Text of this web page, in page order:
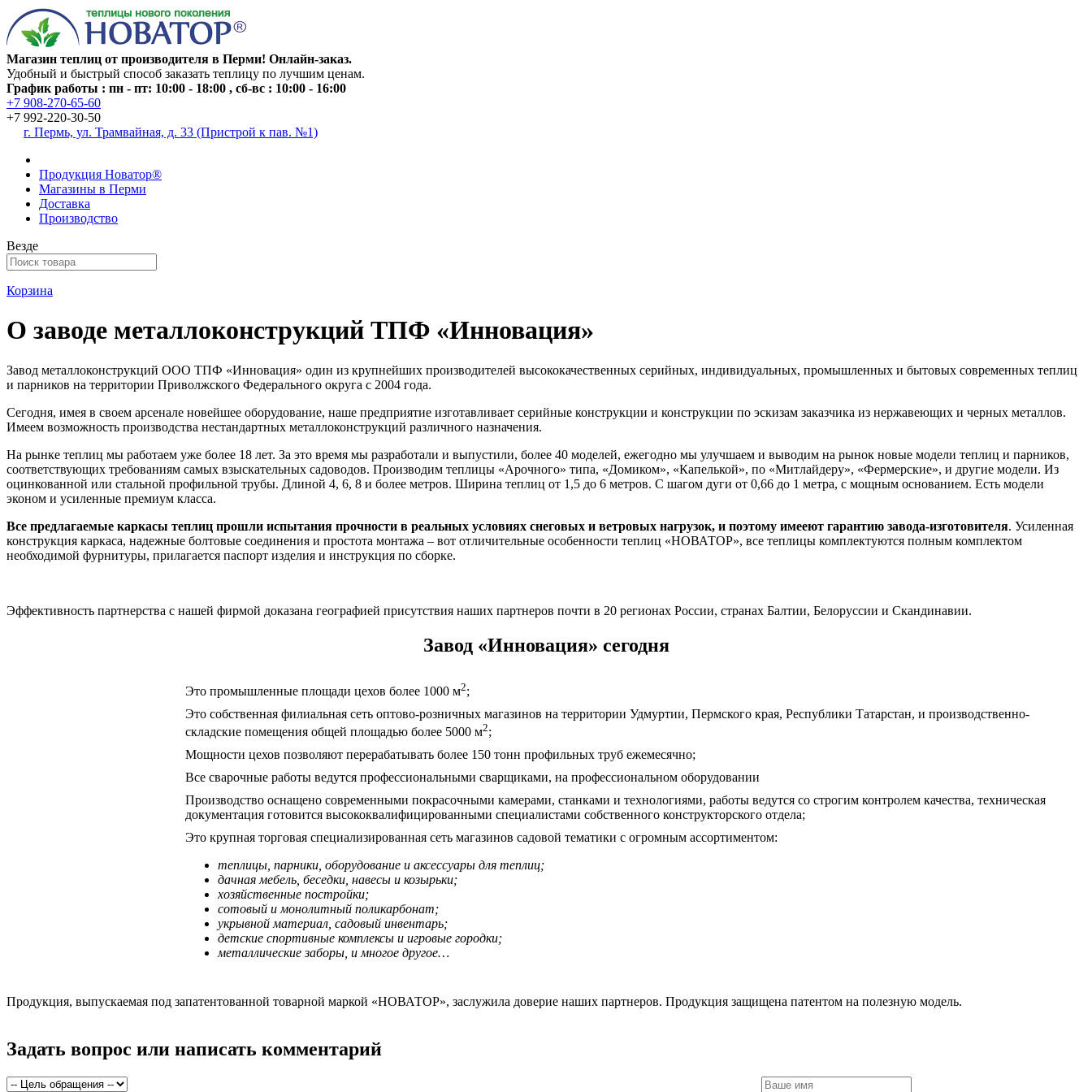
Магазин теплиц от производителя в Перми! Онлайн-заказ.
Удобный и быстрый способ заказать теплицу по лучшим ценам.
График работы : пн - пт: 10:00 - 18:00 , сб-вс : 10:00 - 16:00
+7 908-270-65-60
+7 992-220-30-50
г. Пермь, ул. Трамвайная, д. 33 (Пристрой к пав. №1)
Продукция Новатор®
Магазины в Перми
Доставка
Производство
Везде
Корзина
О заводе металлоконструкций ТПФ «Инновация»
Завод металлоконструкций ООО ТПФ «Инновация» один из крупнейших производителей высококачественных серийных, индивидуальных, промышленных и бытовых современных теплиц
и парников на территории Приволжского Федерального округа с 2004 года.
Сегодня, имея в своем арсенале новейшее оборудование, наше предприятие изготавливает серийные конструкции и конструкции по эскизам заказчика из нержавеющих и черных металлов.
Имеем возможность производства нестандартных металлоконструкций различного назначения.
На рынке теплиц мы работаем уже более 18 лет. За это время мы разработали и выпустили, более 40 моделей, ежегодно мы улучшаем и выводим на рынок новые модели теплиц и парников,
соответствующих требованиям самых взыскательных садоводов. Производим теплицы «Арочного» типа, «Домиком», «Капелькой», по «Митлайдеру», «Фермерские», и другие модели. Из
оцинкованной или стальной профильной трубы. Длиной 4, 6, 8 и более метров. Ширина теплиц от 1,5 до 6 метров. С шагом дуги от 0,66 до 1 метра, с мощным основанием. Есть модели
эконом и усиленные премиум класса.
Все предлагаемые каркасы теплиц прошли испытания прочности в реальных условиях снеговых и ветровых нагрузок, и поэтому имееют гарантию завода-изготовителя. Усиленная
конструкция каркаса, надежные болтовые соединения и простота монтажа – вот отличительные особенности теплиц «НОВАТОР», все теплицы комплектуются полным комплектом
необходимой фурнитуры, прилагается паспорт изделия и инструкция по сборке.
Эффективность партнерства с нашей фирмой доказана географией присутствия наших партнеров почти в 20 регионах России, странах Балтии, Белоруссии и Скандинавии.
Завод «Инновация» сегодня
Это промышленные площади цехов более 1000 м2;
Это собственная филиальная сеть оптово-розничных магазинов на территории Удмуртии, Пермского края, Республики Татарстан, и производственно-
складские помещения общей площадью более 5000 м2;
Мощности цехов позволяют перерабатывать более 150 тонн профильных труб ежемесячно;
Все сварочные работы ведутся профессиональными сварщиками, на профессиональном оборудовании
Производство оснащено современными покрасочными камерами, станками и технологиями, работы ведутся со строгим контролем качества, техническая
документация готовится высококвалифицированными специалистами собственного конструкторского отдела;
Это крупная торговая специализированная сеть магазинов садовой тематики с огромным ассортиментом:
теплицы, парники, оборудование и аксессуары для теплиц;
дачная мебель, беседки, навесы и козырьки;
хозяйственные постройки;
сотовый и монолитный поликарбонат;
укрывной материал, садовый инвентарь;
детские спортивные комплексы и игровые городки;
металлические заборы, и многое другое…
Продукция, выпускаемая под запатентованной товарной маркой «НОВАТОР», заслужила доверие наших партнеров. Продукция защищена патентом на полезную модель.
Задать вопрос или написать комментарий